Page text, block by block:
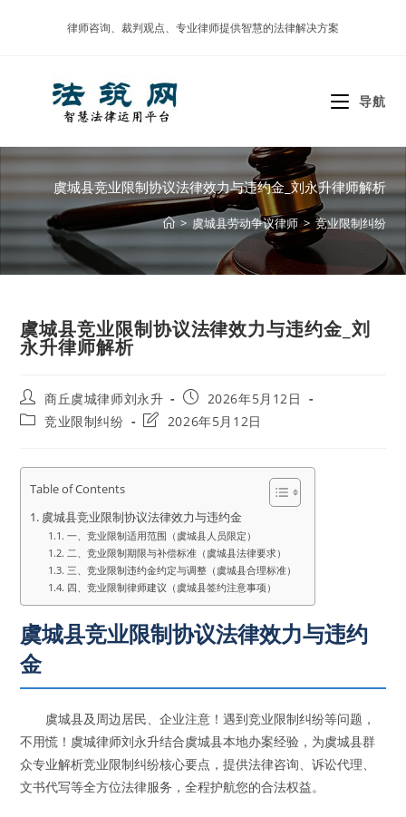
律师咨询、裁判观点、专业律师提供智慧的法律解决方案
导航
虞城县竞业限制协议法律效力与违约金_刘永升律师解析
> 虞城县劳动争议律师 > 竞业限制纠纷
虞城县竞业限制协议法律效力与违约金_刘
永升律师解析
Post
author:
商丘虞城律师刘永升
Post
published:
2026年5月12日
Post竞业限制纠纷
Post2026年5月12日
Table of Contents
虞城县竞业限制协议法律效力与违约金
一、竞业限制适用范围（虞城县人员限定）
二、竞业限制期限与补偿标准（虞城县法律要求）
三、竞业限制违约金约定与调整（虞城县合理标准）
四、竞业限制律师建议（虞城县签约注意事项）
虞城县竞业限制协议法律效力与违约
金
虞城县及周边居民、企业注意！遇到竞业限制纠纷等问题，
不用慌！虞城律师刘永升结合虞城县本地办案经验，为虞城县群
众专业解析竞业限制纠纷核心要点，提供法律咨询、诉讼代理、
文书代写等全方位法律服务，全程护航您的合法权益。